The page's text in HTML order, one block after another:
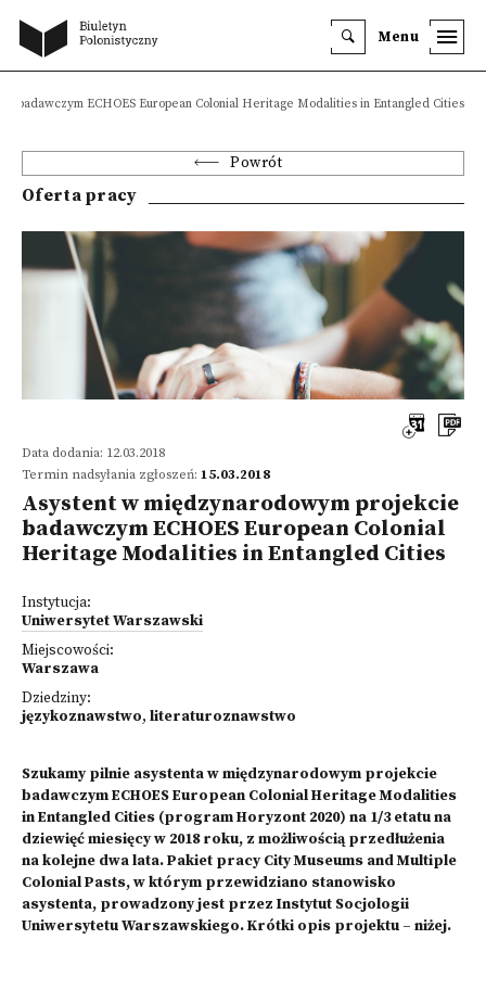
Menu
badawczym ECHOES European Colonial Heritage Modalities in Entangled Cities
Powrót
Oferta pracy
Data dodania: 12.03.2018
Termin nadsyłania zgłoszeń: 15.03.2018
Asystent w międzynarodowym projekcie
badawczym ECHOES European Colonial
Heritage Modalities in Entangled Cities
Instytucja:
Uniwersytet Warszawski
Miejscowości:
Warszawa
Dziedziny:
językoznawstwo, literaturoznawstwo
Szukamy pilnie asystenta w międzynarodowym projekcie
badawczym ECHOES European Colonial Heritage Modalities
in Entangled Cities (program Horyzont 2020) na 1/3 etatu na
dziewięć miesięcy w 2018 roku, z możliwością przedłużenia
na kolejne dwa lata. Pakiet pracy City Museums and Multiple
Colonial Pasts, w którym przewidziano stanowisko
asystenta, prowadzony jest przez Instytut Socjologii
Uniwersytetu Warszawskiego. Krótki opis projektu – niżej.